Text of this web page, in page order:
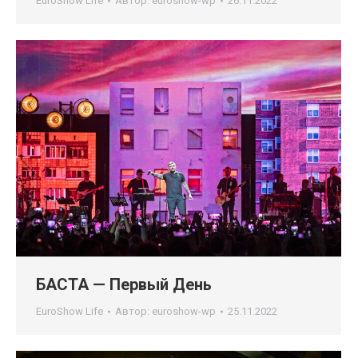
БАСТА — Первый День
EuroShow Life Автор: euroshow-wp 25.11.2022